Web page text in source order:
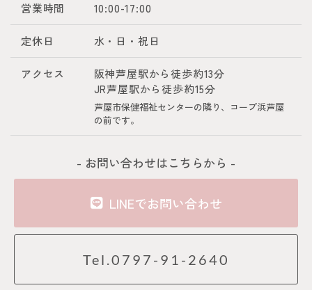
営業時間 10:00-17:00
定休日 水・日・祝日
アクセス
阪神芦屋駅から徒歩約13分
JR芦屋駅から徒歩約15分
芦屋市保健福祉センターの隣り、コープ浜芦屋
の前です。
- お問い合わせはこちらから -
LINEでお問い合わせ
Tel.0797-91-2640